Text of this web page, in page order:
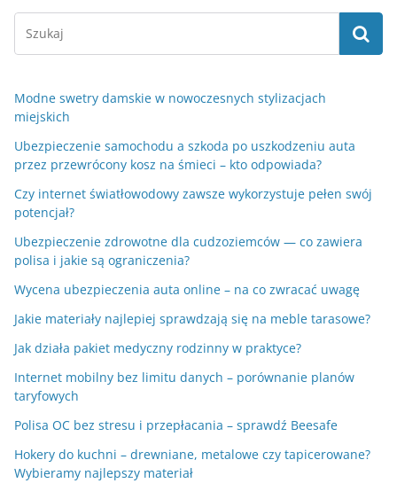
Modne swetry damskie w nowoczesnych stylizacjach
miejskich
Ubezpieczenie samochodu a szkoda po uszkodzeniu auta
przez przewrócony kosz na śmieci – kto odpowiada?
Czy internet światłowodowy zawsze wykorzystuje pełen swój
potencjał?
Ubezpieczenie zdrowotne dla cudzoziemców — co zawiera
polisa i jakie są ograniczenia?
Wycena ubezpieczenia auta online – na co zwracać uwagę
Jakie materiały najlepiej sprawdzają się na meble tarasowe?
Jak działa pakiet medyczny rodzinny w praktyce?
Internet mobilny bez limitu danych – porównanie planów
taryfowych
Polisa OC bez stresu i przepłacania – sprawdź Beesafe
Hokery do kuchni – drewniane, metalowe czy tapicerowane?
Wybieramy najlepszy materiał